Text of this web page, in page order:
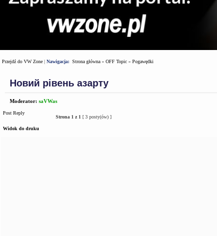
Przejdź do VW Zone | Nawigacja: Strona główna » OFF Topic » Pogawędki
Новий рівень азарту
Moderator: saVWas
Post Reply
Strona 1 z 1 [ 3 posty(ów) ]
Widok do druku